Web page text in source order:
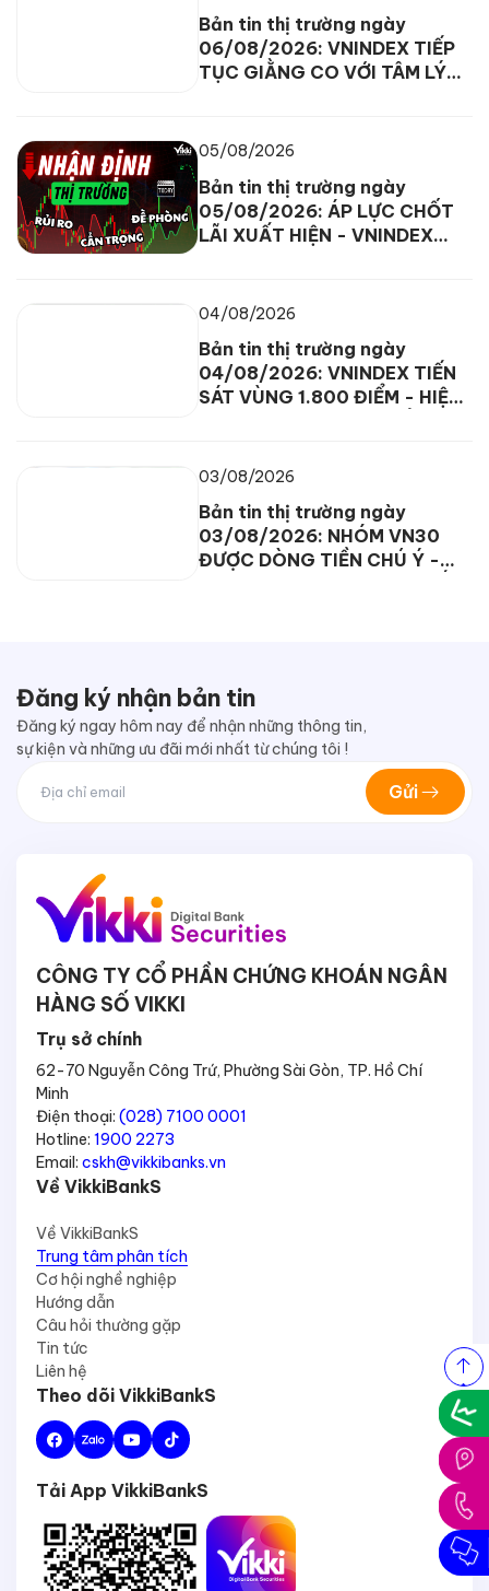
Bản tin thị trường ngày
06/08/2026: VNINDEX TIẾP
TỤC GIẰNG CO VỚI TÂM LÝ
05/08/2026
Bản tin thị trường ngày
05/08/2026: ÁP LỰC CHỐT
LÃI XUẤT HIỆN - VNINDEX
04/08/2026
Bản tin thị trường ngày
04/08/2026: VNINDEX TIẾN
SÁT VÙNG 1.800 ĐIỂM - HIỆN
03/08/2026
Bản tin thị trường ngày
03/08/2026: NHÓM VN30
ĐƯỢC DÒNG TIỀN CHÚ Ý -
Đăng ký nhận bản tin
Đăng ký ngay hôm nay để nhận những thông tin,
sự kiện và những ưu đãi mới nhất từ chúng tôi !
Gửi
CÔNG TY CỔ PHẦN CHỨNG KHOÁN NGÂN
HÀNG SỐ VIKKI
Trụ sở chính
62-70 Nguyễn Công Trứ, Phường Sài Gòn, TP. Hồ Chí
Minh
Điện thoại: (028) 7100 0001
Hotline: 1900 2273
Email: cskh@vikkibanks.vn
Về VikkiBankS
Về VikkiBankS
Trung tâm phân tích
Cơ hội nghề nghiệp
Hướng dẫn
Câu hỏi thường gặp
Tin tức
Liên hệ
Theo dõi VikkiBankS
Tải App VikkiBankS